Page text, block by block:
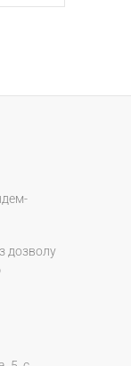
дозволу